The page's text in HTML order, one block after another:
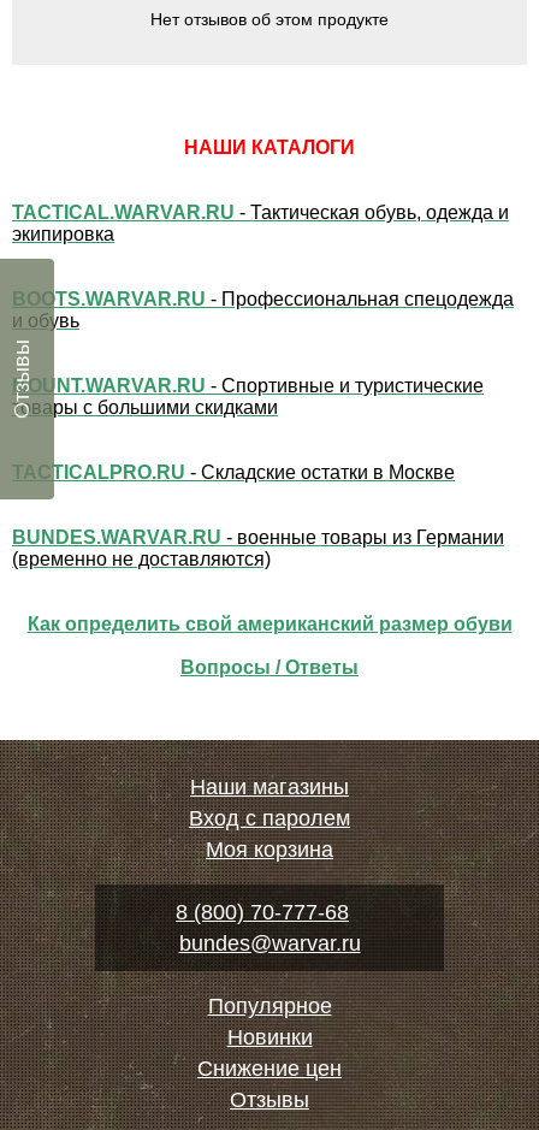
Нет отзывов об этом продукте
НАШИ КАТАЛОГИ
TACTICAL.WARVAR.RU - Тактическая обувь, одежда и
экипировка
BOOTS.WARVAR.RU - Профессиональная спецодежда
и обувь
MOUNT.WARVAR.RU - Спортивные и туристические
товары с большими скидками
TACTICALPRO.RU - Складские остатки в Москве
BUNDES.WARVAR.RU - военные товары из Германии
(временно не доставляются)
Как определить свой американский размер обуви
Вопросы / Ответы
Отзывы
Наши магазины
Вход с паролем
Моя корзина
8 (800) 70-777-68
bundes@warvar.ru
Популярное
Новинки
Снижение цен
Отзывы